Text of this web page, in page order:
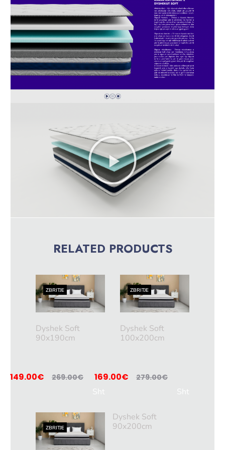
RELATED PRODUCTS
ZBRITJE
Sht
shp
Dyshek Soft
90x190cm
269.00€
149.00€
ZBRITJE
Sht
Dyshek Soft
100x200cm
279.00€
169.00€
ZBRITJE
Dyshek Soft
90x200cm